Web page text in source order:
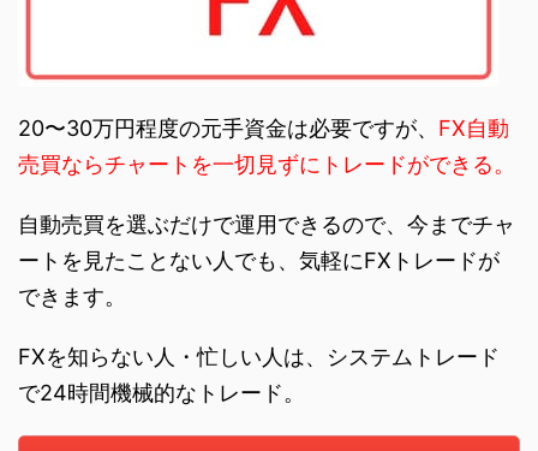
20〜30万円程度の元手資金は必要ですが、 FX自動
売買ならチャートを一切見ずにトレードができる。
自動売買を選ぶだけで運用できるので、今までチャ
ートを見たことない人でも、気軽にFXトレードが
できます。
FXを知らない人・忙しい人は、システムトレード
で24時間機械的なトレード。